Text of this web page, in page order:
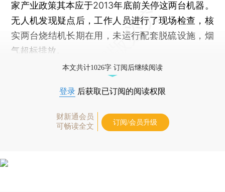
家产业政策其本应于2013年底前关停这两台机器。
无人机发现疑点后，工作人员进行了现场检查，核
实两台烧结机长期在用，未运行配套脱硫设施，烟
气超标排放。
本文共计1026字 订阅后继续阅读
登录 后获取已订阅的阅读权限
财新通会员
可畅读全文
订阅/会员升级